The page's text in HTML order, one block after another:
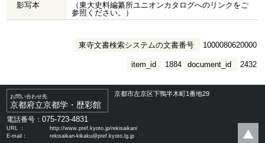
影写本
（東大史料編纂所ユニオンカタログへのリンクをご
参照ください。）
東寺文書検索システムの文書番号 1000080620000
document_id 2432
item_id 1884
お問い合わせ先
京都府立京都学・歴彩館
京都市左京区下鴨半木町1番地29
電話番号：075-723-4831
URL ：
http://www.pref.kyoto.jp/rekisaikan/
E-mail：
rekisaikan-kikaku@pref.kyoto.lg.jp